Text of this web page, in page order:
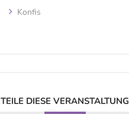
Konfis
TEILE DIESE VERANSTALTUNG